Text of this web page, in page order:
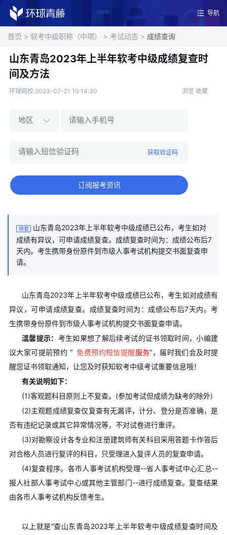
导航
首页 > 软考中级职称（中项） > 考试动态 > 成绩查询
山东青岛2023年上半年软考中级成绩复查时
间及方法
环球网校·2023-07-21 10:14:30 浏览 收藏
获取验证码
订阅报考资讯
摘要
山东青岛2023年上半年软考中级成绩已公布，考生如对
成绩有异议，可申请成绩复查。成绩复查时间为：成绩公布后7
天内。考生携带身份原件到市级人事考试机构提交书面复查申
请。
山东青岛2023年上半年软考中级成绩已公布，考生如对成绩有
异议，可申请成绩复查。成绩复查时间为：成绩公布后7天内。考
生携带身份原件到市级人事考试机构提交书面复查申请。
温馨提示： 考生如果想了解后续考试的证书领取时间，小编建
议大家可提前预约 “ 免费预约短信提醒服务”，届时我们会及时提
醒您证书领取通知，让您及时获知软考中级考试重要信息哦！
有关说明如下：
(1)客观题科目原则上不复查。(参加考试但成绩为缺考的除外)
(2)主观题成绩复查仅复查有无漏评，计分、登分是否准确，是
否有违纪记录或其它异常情况等，不对试卷进行重评。
(3)对勘察设计各专业和注册建筑师有关科目采用答题卡作答后
对合格人员进行复评的科目，只受理进入复评人员的复查申请。
(4)复查程序。各市人事考试机构受理--省人事考试中心汇总--
报人社部人事考试中心或其他主管部门--进行成绩复查。复查结果
由各市人事考试机构反馈考生。
以上就是“查山东青岛2023年上半年软考中级成绩复查时间及